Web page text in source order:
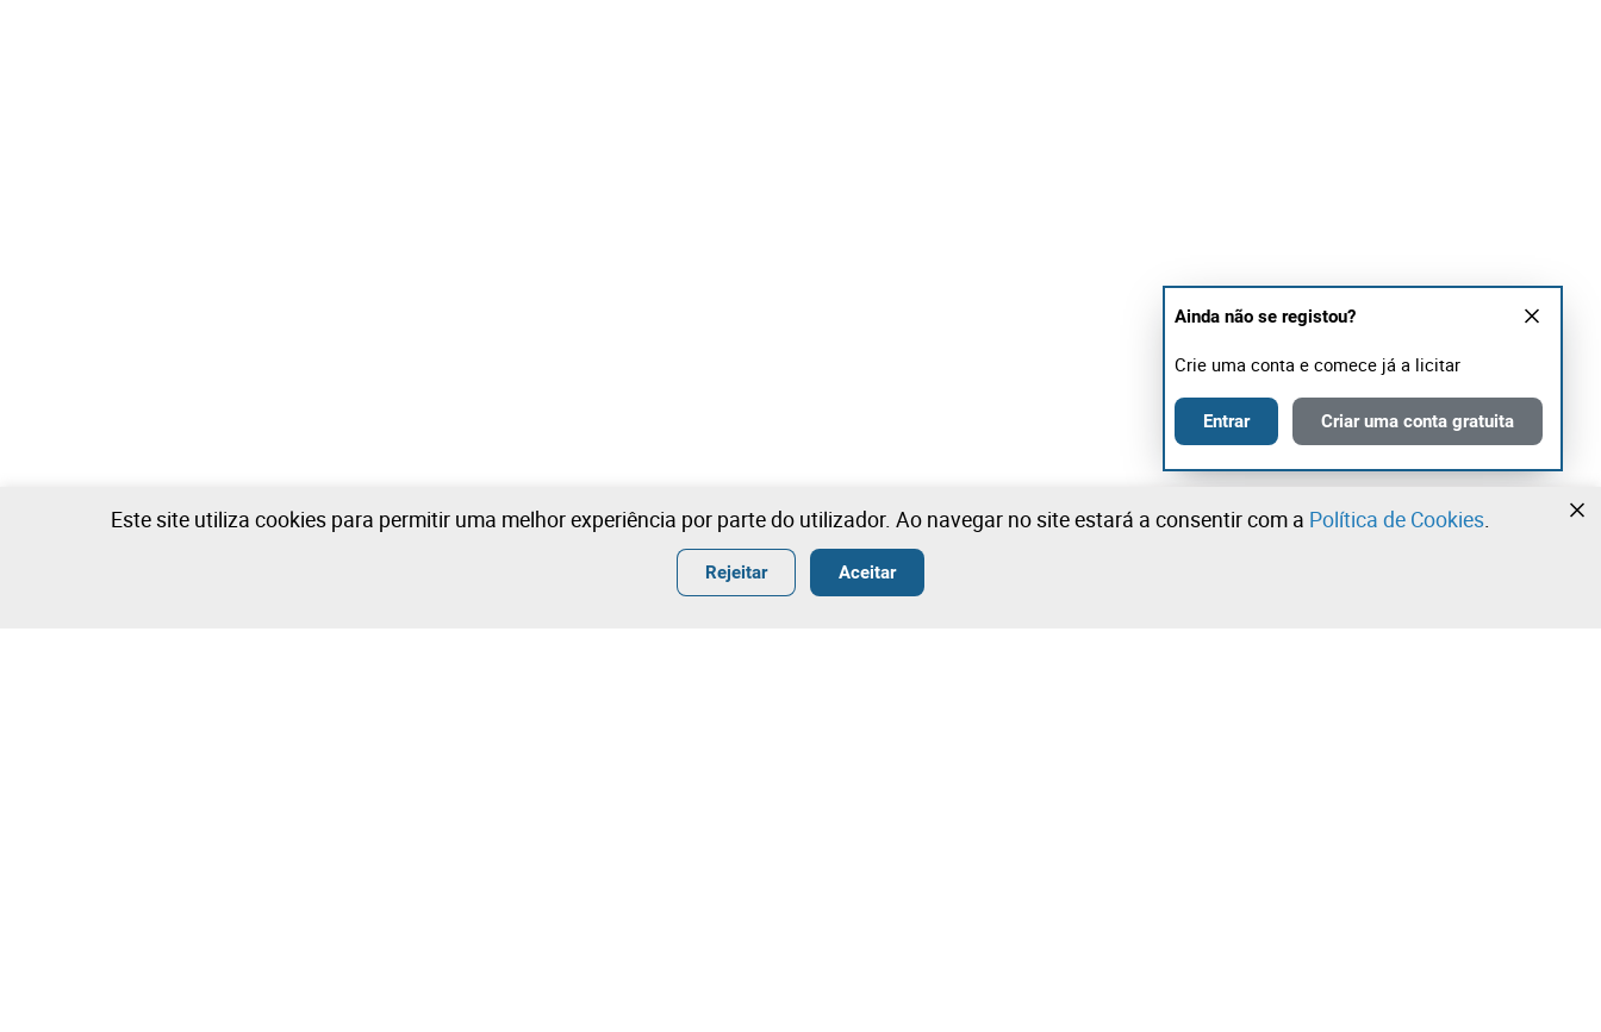
Ainda não se registou?
Crie uma conta e comece já a licitar
Entrar Criar uma conta gratuita
Este site utiliza cookies para permitir uma melhor experiência por parte do utilizador. Ao navegar no site estará a consentir com a Política de Cookies.
Rejeitar Aceitar